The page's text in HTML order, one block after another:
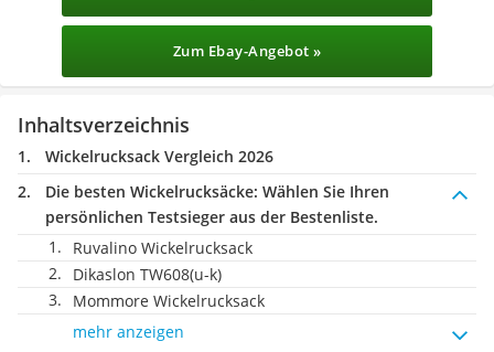
Zum Ebay-Angebot »
Inhaltsverzeichnis
Wickelrucksack Vergleich 2026
Die besten Wickelrucksäcke: Wählen Sie Ihren
persönlichen Testsieger aus der Bestenliste.
Ruvalino Wickelrucksack
Dikaslon TW608(u-k)
Mommore Wickelrucksack
mehr anzeigen